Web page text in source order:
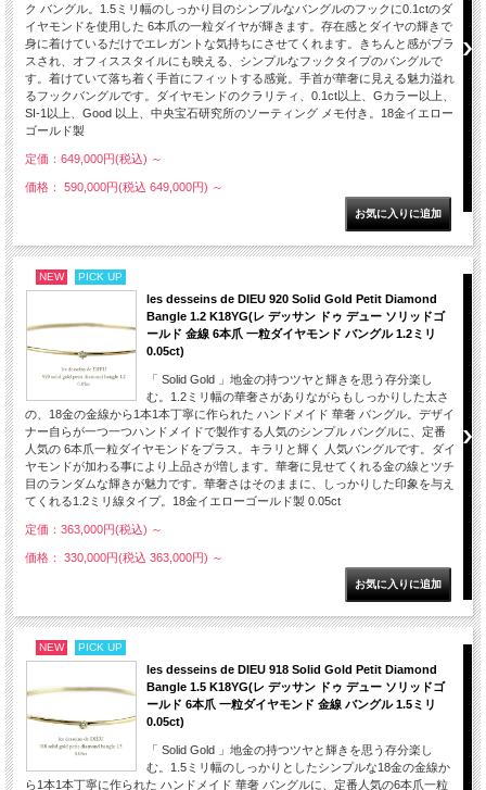
ク バングル。1.5ミリ幅のしっかり目のシンプルなバングルのフックに0.1ctのダ
イヤモンドを使用した 6本爪の一粒ダイヤが輝きます。存在感とダイヤの輝きで
身に着けているだけでエレガントな気持ちにさせてくれます。きちんと感がプラ
スされ、オフィススタイルにも映える、シンプルなフックタイプのバングルで
す。着けていて落ち着く手首にフィットする感覚。手首が華奢に見える魅力溢れ
るフックバングルです。ダイヤモンドのクラリティ、0.1ct以上、Gカラー以上、
SI-1以上、Good 以上、中央宝石研究所のソーティング メモ付き。18金イエロー
ゴールド製
定価：649,000円(税込) ～
価格： 590,000円(税込 649,000円) ～
NEW PICK UP
les desseins de DIEU 920 Solid Gold Petit Diamond
Bangle 1.2 K18YG(レ デッサン ドゥ デュー ソリッドゴ
ールド 金線 6本爪 一粒ダイヤモンド バングル 1.2ミリ
0.05ct)
「 Solid Gold 」地金の持つツヤと輝きを思う存分楽し
む。1.2ミリ幅の華奢さがありながらもしっかりした太さ
の、18金の金線から1本1本丁寧に作られた ハンドメイド 華奢 バングル。デザイ
ナー自らが一つ一つハンドメイドで製作する人気のシンプル バングルに、定番
人気の 6本爪一粒ダイヤモンドをプラス。キラリと輝く 人気バングルです。ダイ
ヤモンドが加わる事により上品さが増します。華奢に見せてくれる金の線とツチ
目のランダムな輝きが魅力です。華奢さはそのままに、しっかりした印象を与え
てくれる1.2ミリ線タイプ。18金イエローゴールド製 0.05ct
定価：363,000円(税込) ～
価格： 330,000円(税込 363,000円) ～
NEW PICK UP
les desseins de DIEU 918 Solid Gold Petit Diamond
Bangle 1.5 K18YG(レ デッサン ドゥ デュー ソリッドゴ
ールド 6本爪 一粒ダイヤモンド 金線 バングル 1.5ミリ
0.05ct)
「 Solid Gold 」地金の持つツヤと輝きを思う存分楽し
む。1.5ミリ幅のしっかりとしたシンプルな18金の金線か
ら1本1本丁寧に作られた ハンドメイド 華奢 バングルに、定番人気の6本爪一粒